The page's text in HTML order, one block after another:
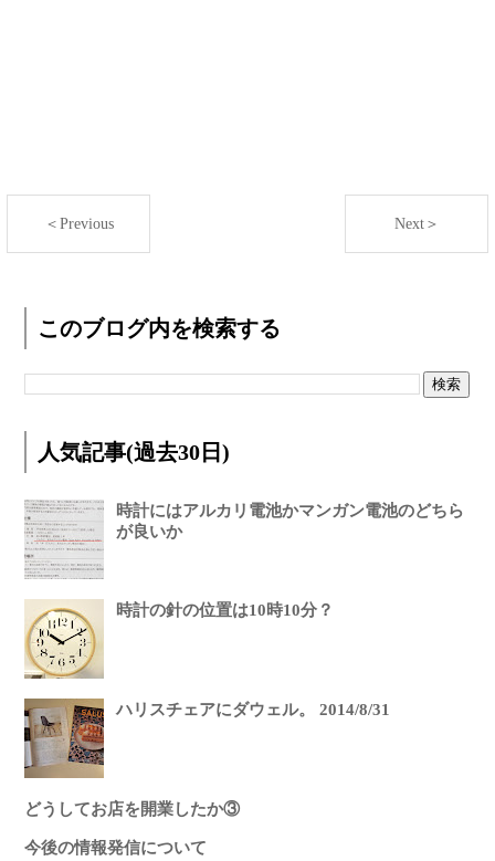
＜Previous Next＞
このブログ内を検索する
人気記事(過去30日)
時計にはアルカリ電池かマンガン電池のどちら
が良いか
時計の針の位置は10時10分？
ハリスチェアにダウェル。 2014/8/31
どうしてお店を開業したか③
今後の情報発信について